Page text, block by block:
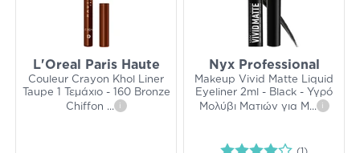
L'Oreal Paris Haute
Couleur Crayon Khol ​​​​​​​Liner
Taupe 1 Τεμάχιο - 160 Bronze
Chiffon ... i
Nyx Professional
Makeup Vivid Matte Liquid
Eyeliner 2ml - Black - Υγρό
Μολύβι Ματιών για Μ ... i